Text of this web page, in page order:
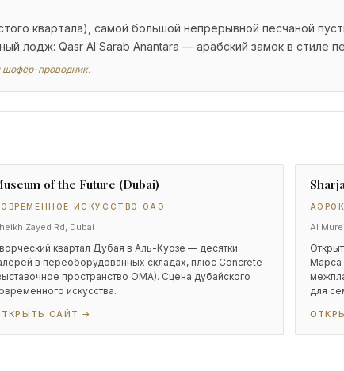
квартала), самой большой непрерывной песчаной
лодж: Qasr Al Sarab Anantara — арабский замок в стиле
шофёр-проводник.
of the Future (Dubai)
ИСКУССТВО ОАЭ
Zayed Rd, Dubai
квартал Дубая в Аль-Куозе — десятки
в переоборудованных складах, плюс Concrete
пространство OMA). Сцена дубайского
искусства.
САЙТ →
Al
Марса
для